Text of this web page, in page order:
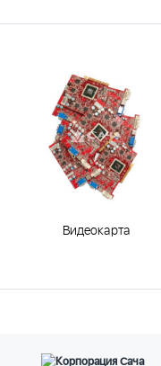
Видеокарта